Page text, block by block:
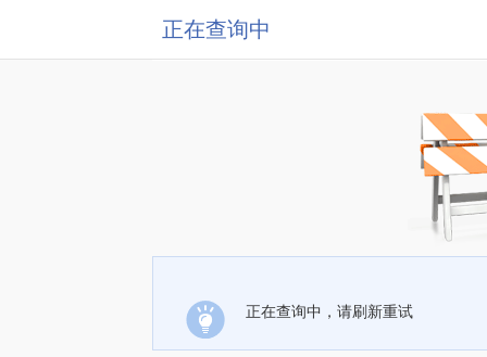
正在查询中
正在查询中，请刷新重试